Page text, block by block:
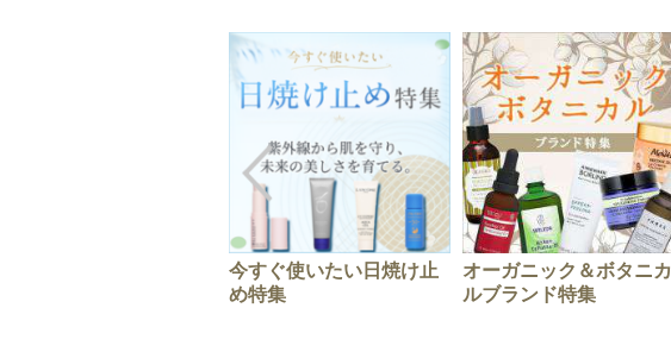
今すぐ使いたい日焼け止
め特集
オーガニック＆ボタニカ
ルブランド特集